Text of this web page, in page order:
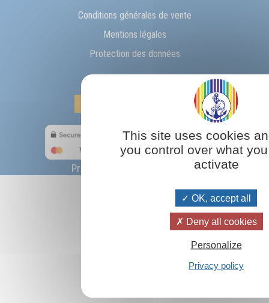
Conditions générales de vente
Mentions légales
Protection des données
Prosveta Benelux s.r.l. © 2026
This site uses cookies
you control over what
activate
OK, accept all
Deny all cookies
Personalize
Privacy policy